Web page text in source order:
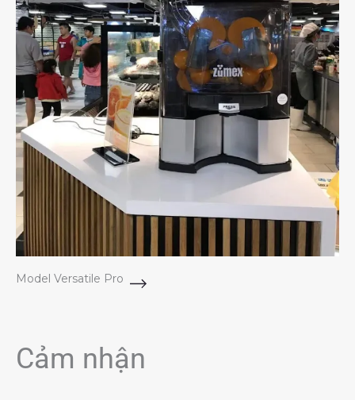
Model Versatile Pro
Cảm nhận